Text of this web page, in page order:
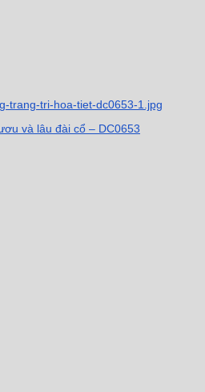
và lâu đài cổ – DC0653